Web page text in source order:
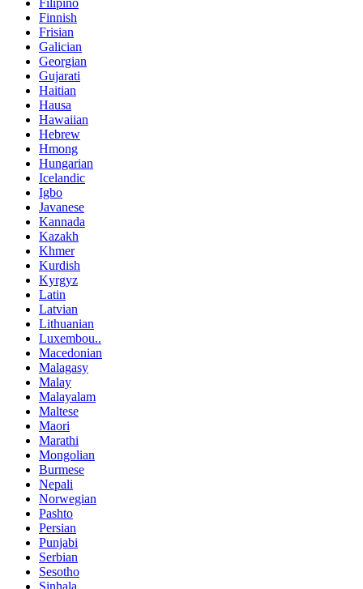
Filipino
Finnish
Frisian
Galician
Georgian
Gujarati
Haitian
Hausa
Hawaiian
Hebrew
Hmong
Hungarian
Icelandic
Igbo
Javanese
Kannada
Kazakh
Khmer
Kurdish
Kyrgyz
Latin
Latvian
Lithuanian
Luxembou..
Macedonian
Malagasy
Malay
Malayalam
Maltese
Maori
Marathi
Mongolian
Burmese
Nepali
Norwegian
Pashto
Persian
Punjabi
Serbian
Sesotho